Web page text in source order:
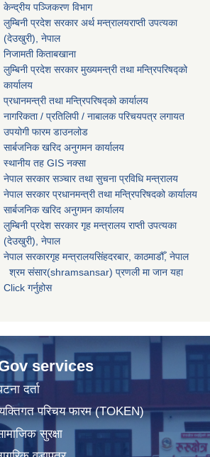
केन्द्रीय पञ्जिकरण विभाग
लुम्बिनी प्रदेश सरकार अर्थ मन्त्रालयराप्ती उपत्यका
(देउखुरी), नेपाल
निजामती किताबखाना
लुम्बिनी प्रदेश सरकार मुख्यमन्त्री तथा मन्त्रिपरिषद्को
कार्यालय
प्रधानमन्त्री तथा मन्त्रिपरिषद्को कार्यालय
नागरिकता / प्रतिलिपी / नाबालक परिचयपत्र लगायत
उपयोगी फारम डाउनलोड
सार्बजनिक खरिद अनुगमन कार्यालय
स्थानीय तह GIS नक्सा
नेपाल सरकारसञ्चार तथा सुचना प्रविधि मन्त्रालय
नेपाल सरकार प्रधानमन्त्री तथा मन्त्रिपरिषदको कार्यालय
सार्बजनिक खरिद अनुगमन कार्यालय
लुम्बिनी प्रदेश सरकार गृह मन्त्रालय राप्ती उपत्यका
(देउखुरी), नेपाल
नेपाल सरकारगृह मन्त्रालयसिंहदरबार, काठमाडौँ, नेपाल
श्रम संसार(shramsansar) प्रणली मा जान यहा
Click गर्नुहोस
services
दर्ता
परिचय फारम (TOKEN)
सुरक्षा